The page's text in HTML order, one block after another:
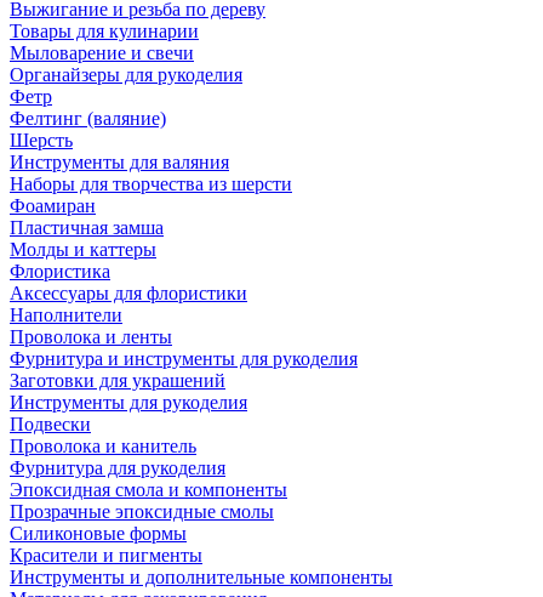
Выжигание и резьба по дереву
Товары для кулинарии
Мыловарение и свечи
Органайзеры для рукоделия
Фетр
Фелтинг (валяние)
Шерсть
Инструменты для валяния
Наборы для творчества из шерсти
Фоамиран
Пластичная замша
Молды и каттеры
Флористика
Аксессуары для флористики
Наполнители
Проволока и ленты
Фурнитура и инструменты для рукоделия
Заготовки для украшений
Инструменты для рукоделия
Подвески
Проволока и канитель
Фурнитура для рукоделия
Эпоксидная смола и компоненты
Прозрачные эпоксидные смолы
Силиконовые формы
Красители и пигменты
Инструменты и дополнительные компоненты